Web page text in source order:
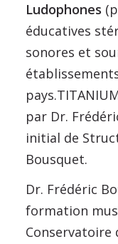
Ludophones
éducatives
sonores et
par Dr.
initial de
Bousquet.
Dr. Frédéric
formation
Conservatoire